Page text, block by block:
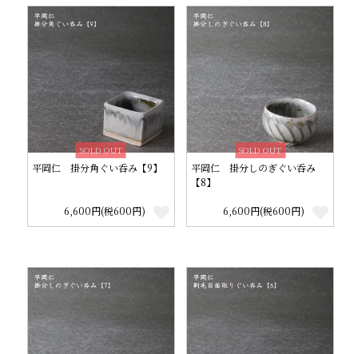
SOLD OUT
平岡仁 掛分角ぐい呑み【9】
6,600円(税600円)
SOLD OUT
平岡仁 掛分しのぎぐい呑み
【8】
6,600円(税600円)